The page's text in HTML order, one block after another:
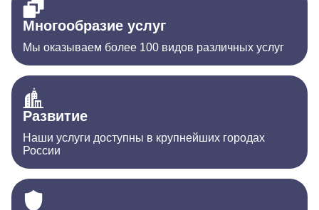
Многообразие услуг
Мы оказываем более 100 видов различных услуг
Развитие
Наши услуги доступны в крупнейших городах
России